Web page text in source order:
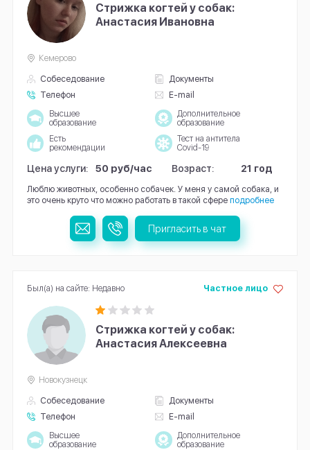
Стрижка когтей у собак:
Анастасия Ивановна
Собеседование
Документы
Телефон
E-mail
Кемерово
Высшее
образование
Дополнительное
образование
Есть
рекомендации
Тест на антитела
Covid-19
Цена услуги: 50 руб/час Возраст: 21 год
Люблю животных, особенно собачек. У меня у самой собака, и
это очень круто что можно работать в такой сфере подробнее
Пригласить в чат
Стрижка когтей у собак:
Анастасия Алексеевна
Собеседование
Документы
Телефон
E-mail
Частное лицо
Новокузнецк
Высшее
образование
Дополнительное
образование
Был(а) на сайте: Недавно